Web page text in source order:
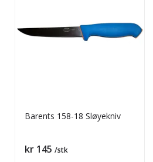
Barents 158-18 Sløyekniv
Pris
kr 145 /stk